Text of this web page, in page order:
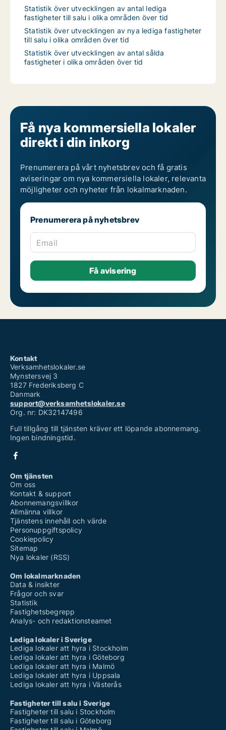
Statistik över utvecklingen av antal lediga
fastigheter till salu i olika områden över tid
Statistik över utvecklingen av nya lediga fastigheter
till salu i olika områden över tid
Statistik över utvecklingen av antal sålda
fastigheter i olika områden över tid
Få nya kommersiella lokaler
direkt i din inkorg
Prenumerera på vårt nyhetsbrev och få gratis
aviseringar om nya kommersiella lokaler, relevanta
möjligheter och nyheter från lokalmarknaden.
Prenumerera på nyhetsbrev
Email
Kontakt
Verksamhetslokaler.se
Mynstersvej 3
1827 Frederiksberg C
Danmark
support@verksamhetslokaler.se
Org. nr: DK32147496
Full tillgång till tjänsten kräver ett löpande abonnemang.
Ingen bindningstid.
Om tjänsten
Om oss
Kontakt & support
Abonnemangsvillkor
Allmänna villkor
Tjänstens innehåll och värde
Personuppgiftspolicy
Cookiepolicy
Sitemap
Nya lokaler (RSS)
Om lokalmarknaden
Data & insikter
Frågor och svar
Statistik
Fastighetsbegrepp
Analys- och redaktionsteamet
Lediga lokaler i Sverige
Lediga lokaler att hyra i Stockholm
Lediga lokaler att hyra i Göteborg
Lediga lokaler att hyra i Malmö
Lediga lokaler att hyra i Uppsala
Lediga lokaler att hyra i Västerås
Fastigheter till salu i Sverige
Fastigheter till salu i Stockholm
Fastigheter till salu i Göteborg